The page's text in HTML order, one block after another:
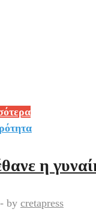
η
- by cretapress